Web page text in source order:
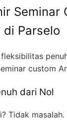
Seminar
di Parselo
custom
dari Nol
Tidak